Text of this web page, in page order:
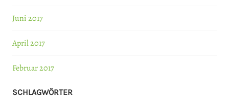
Juni 2017
April 2017
Februar 2017
SCHLAGWÖRTER